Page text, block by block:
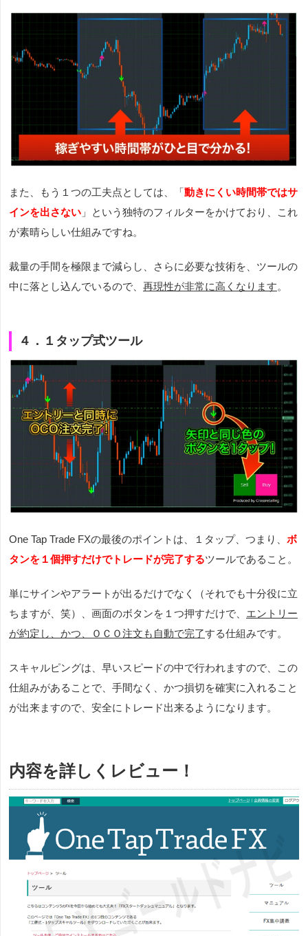
また、もう１つの工夫点としては、「動きにくい時間帯ではサ
インを出さない 」という独特のフィルターをかけており、これ
が素晴らしい仕組みですね。
裁量の手間を極限まで減らし、さらに必要な技術を、ツールの
中に落とし込んでいるので、 再現性が非常に高くなります。
４．１タップ式ツール
One Tap Trade FXの最後のポイントは、１タップ、つまり、 ボ
タンを１個押すだけでトレードが完了するツールであること。
単にサインやアラートが出るだけでなく（それでも十分役に立
ちますが、笑）、画面のボタンを１つ押すだけで、 エントリー
が約定し、かつ、ＯＣＯ注文も自動で完了する仕組みです。
スキャルピングは、早いスピードの中で行われますので、この
仕組みがあることで、手間なく、かつ損切を確実に入れること
が出来ますので、安全にトレード出来るようになります。
内容を詳しくレビュー！